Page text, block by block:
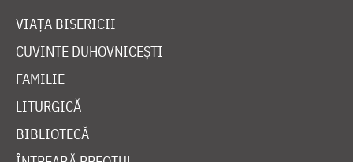
VIAȚA BISERICII
CUVINTE DUHOVNICEȘTI
FAMILIE
LITURGICĂ
BIBLIOTECĂ